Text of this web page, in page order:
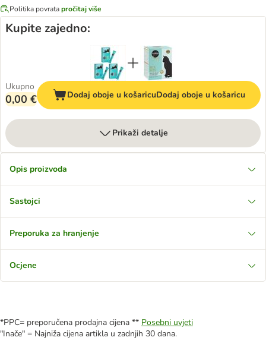
Politika povratapročitaj više
Kupite zajedno:
Ukupno
0,00 € Dodaj oboje u košaricuDodaj oboje u košaricu
Prikaži detalje
Opis proizvoda
Sastojci
Preporuka za hranjenje
Ocjene
*PPC= preporučena prodajna cijena ** Posebni uvjeti
"Inače" = Najniža cijena artikla u zadnjih 30 dana.